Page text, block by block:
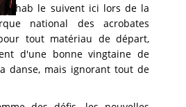
Arhab le suivent ici lors de la
national des acrobates
tout matériau de départ,
d'une bonne vingtaine de
danse, mais ignorant tout de